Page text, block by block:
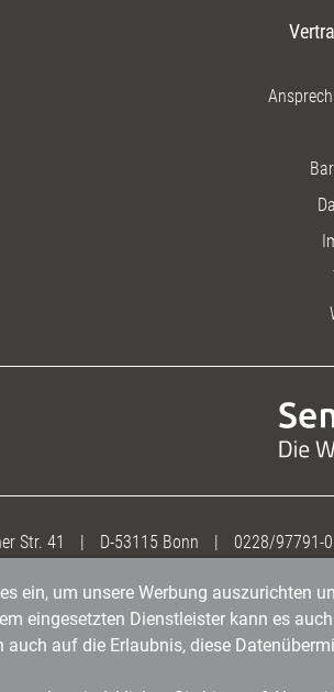
Str. 41 D-53115 Bonn 0228/97791-0
ein, um unsere Werbung auszurichten
eingesetzten Dienstleister kann es
auf die Erlaubnis, diese